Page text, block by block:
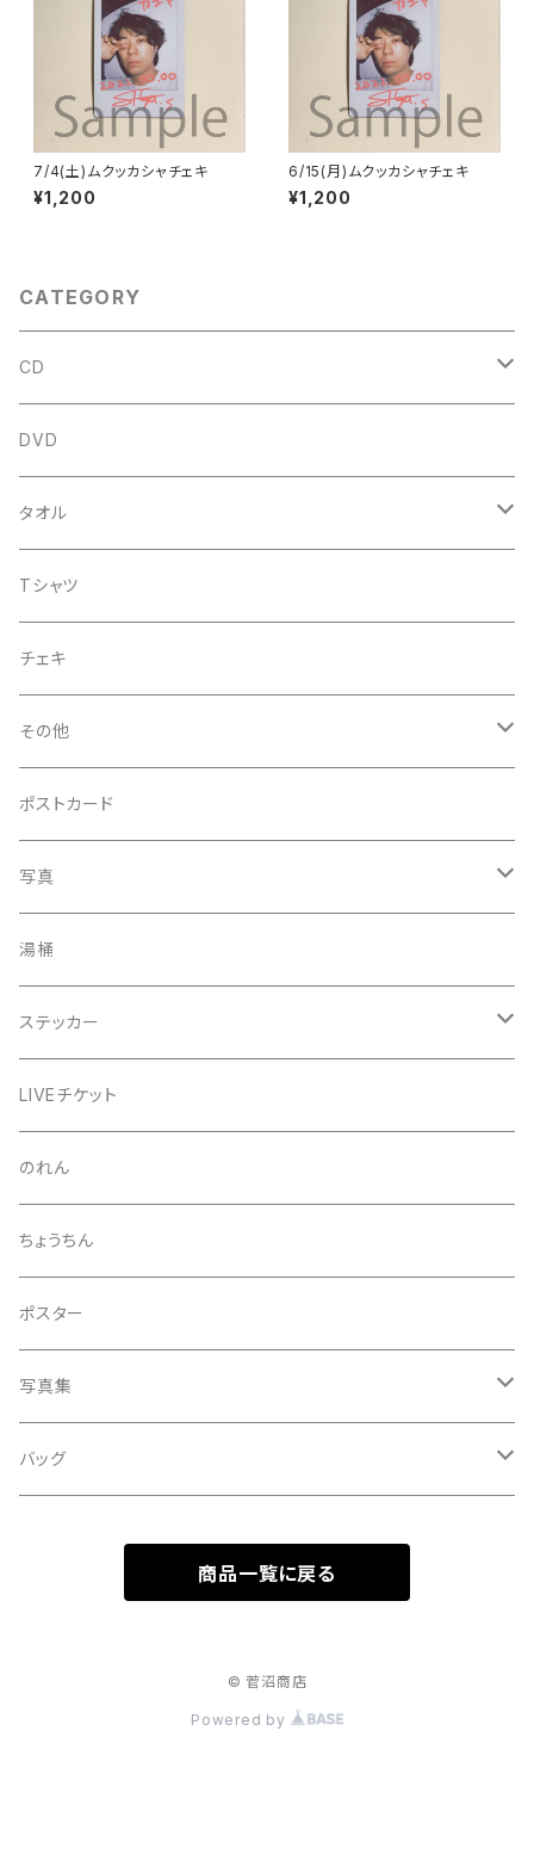
7/4(土)ムクッカシャチェキ
¥1,200
6/15(月)ムクッカシャチェキ
¥1,200
CATEGORY
CD
アルバム
企画CD
シングル
DVD
タオル
菅沼温泉タオル
菅沼エアーかおる
菅沼温泉ハンカチタオル
手ぬぐい
Tシャツ
チェキ
その他
コースター
うちわ
きんちゃく
マッチ
くつ下
お礼ボイス
アクリルスタンド
灰皿
ポストカード
写真
24節気少年
芒種風景
夏至風景
白露
秋分
生写真
プロマイド（マルベル堂）
湯桶
ステッカー
24節気少年
毅然湯
スガヌマンチョコシール
A HARD DAY'S NIGHT
with the suganuma's
LIVEチケット
のれん
ちょうちん
ポスター
写真集
５歳刻み写真集
バッグ
マルシェバッグ
商品一覧に戻る
© 菅沼商店
Powered by